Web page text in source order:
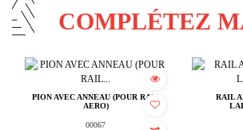
COMPLÉTEZ
PION AVEC ANNEAU (POUR RAIL
AERO)
00067
RAIL